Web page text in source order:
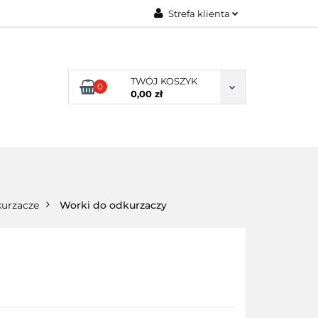
Strefa klienta
Zarejestruj się
Dodaj zgłoszenie
0
TWÓJ KOSZYK
0,00 zł
KLIENCI
Worki do odkurzaczy